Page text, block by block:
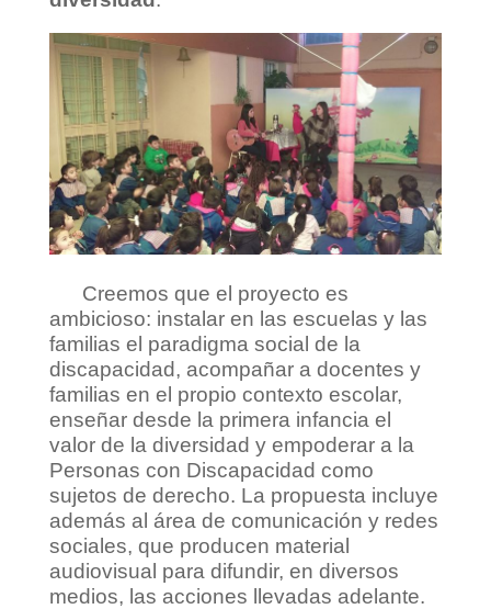
Creemos que el proyecto es
ambicioso: instalar en las escuelas y las
familias el paradigma social de la
discapacidad, acompañar a docentes y
familias en el propio contexto escolar,
enseñar desde la primera infancia el
valor de la diversidad y empoderar a la
Personas con Discapacidad como
sujetos de derecho. La propuesta incluye
además al área de comunicación y redes
sociales, que producen material
audiovisual para difundir, en diversos
medios, las acciones llevadas adelante.